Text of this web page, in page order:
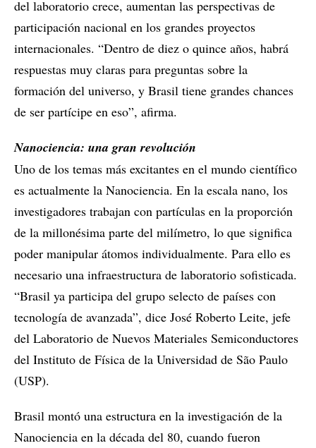
del laboratorio crece, aumentan las perspectivas de
participación nacional en los grandes proyectos
internacionales. “Dentro de diez o quince años, habrá
respuestas muy claras para preguntas sobre la
formación del universo, y Brasil tiene grandes chances
de ser partícipe en eso”, afirma.
Nanociencia: una gran revolución
Uno de los temas más excitantes en el mundo científico
es actualmente la Nanociencia. En la escala nano, los
investigadores trabajan con partículas en la proporción
de la millonésima parte del milímetro, lo que significa
poder manipular átomos individualmente. Para ello es
necesario una infraestructura de laboratorio sofisticada.
“Brasil ya participa del grupo selecto de países con
tecnología de avanzada”, dice José Roberto Leite, jefe
del Laboratorio de Nuevos Materiales Semiconductores
del Instituto de Física de la Universidad de São Paulo
(USP).
Brasil montó una estructura en la investigación de la
Nanociencia en la década del 80, cuando fueron